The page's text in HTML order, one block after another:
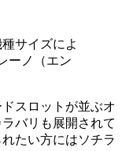
スロットが並ぶオ
バリも展開されて
たい方にはソチラ